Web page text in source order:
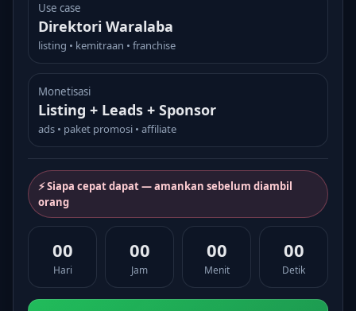
Use case
Direktori Waralaba
listing • kemitraan • franchise
Monetisasi
Listing + Leads + Sponsor
ads • paket promosi • affiliate
⚡ Siapa cepat dapat — amankan sebelum diambil
orang
00
Hari
00
Jam
00
Menit
00
Detik